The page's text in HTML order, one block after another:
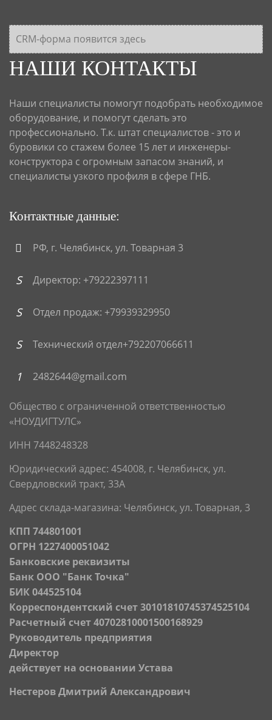
CRM-форма появится здесь
НАШИ КОНТАКТЫ
Наши специалисты помогут подобрать необходимое
оборудование, и помогут сделать это
профессионально. Т.к. штат специалистов - это и
буровики со стажем более 15 лет и инженеры-
конструктора с огромным запасом знаний, и
специалисты узкого профиля в сфере ГНБ.
Контактные данные:
РФ, г. Челябинск, ул. Товарная 3
Директор: +79222397111
Отдел продаж: +79939329950
Технический отдел+792207066611
2482644@gmail.com
Общество с ограниченной ответственностью
«НОУДИГТУЛС»
ИНН 7448248328
Юридический адрес: 454008, г. Челябинск, ул.
Свердловский тракт, 33А
Адрес склада-магазина: Челябинск, ул. Товарная, 3
КПП 744801001
ОГРН 1227400051042
Банковские реквизиты
Банк ООО "Банк Точка"
БИК 044525104
Корреспондентский счет 30101810745374525104
Расчетный счет 40702810001500168929
Руководитель предприятия
Директор
действует на основании Устава
Нестеров Дмитрий Александрович